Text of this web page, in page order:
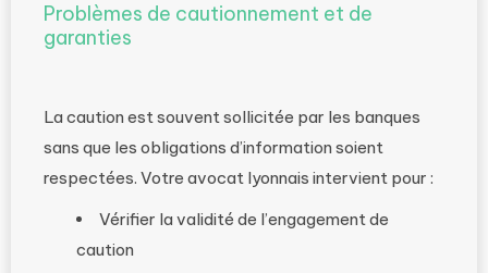
Problèmes de cautionnement et de
garanties
La caution est souvent sollicitée par les banques
sans que les obligations d’information soient
respectées. Votre avocat lyonnais intervient pour :
Vérifier la validité de l’engagement de
caution